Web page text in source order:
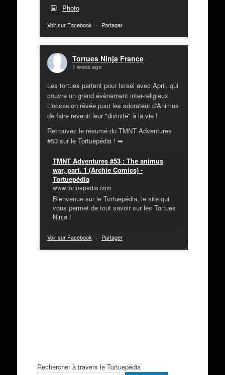
Photo
Voir sur Facebook · Partager
Tortues Ninja France
1 week ago
Les tortues partent pour Israël avec April, qui
couvre un grand évènement inter-religieux.
L'occasion rêvée pour les adorateur d'Animus
de faire revenir leur "divinité" à la vie !
Retrouvez le résumé du TMNT Adventures
#53 sur le Tortuepédia ! ➡
TMNT Adventures #53 : The animus
war, part. 1 (Archie Comics) -
Tortuepédia
www.tortuepedia.com
Bienvenue sur le Tortuepédia, le site qui
vous permet de tout savoir sur les Tortues
Ninja !
Voir sur Facebook · Partager
Rechercher à travers le Tortuepédia